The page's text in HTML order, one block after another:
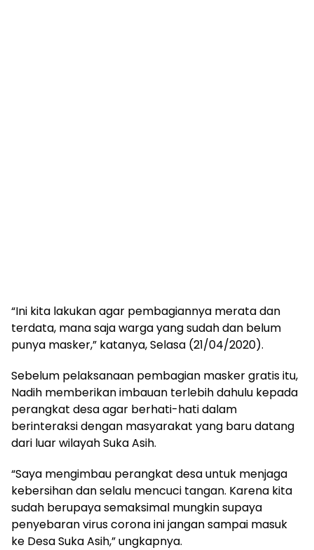
“Ini kita lakukan agar pembagiannya merata dan
terdata, mana saja warga yang sudah dan belum
punya masker,” katanya, Selasa (21/04/2020).
Sebelum pelaksanaan pembagian masker gratis itu,
Nadih memberikan imbauan terlebih dahulu kepada
perangkat desa agar berhati-hati dalam
berinteraksi dengan masyarakat yang baru datang
dari luar wilayah Suka Asih.
“Saya mengimbau perangkat desa untuk menjaga
kebersihan dan selalu mencuci tangan. Karena kita
sudah berupaya semaksimal mungkin supaya
penyebaran virus corona ini jangan sampai masuk
ke Desa Suka Asih,” ungkapnya.